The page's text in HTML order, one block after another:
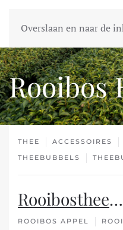
Overslaan en naar de
Rooibos
THEE ACCESSOIRES
THEEBUBBELS
Rooibosthee…
ROOIBOS APPEL